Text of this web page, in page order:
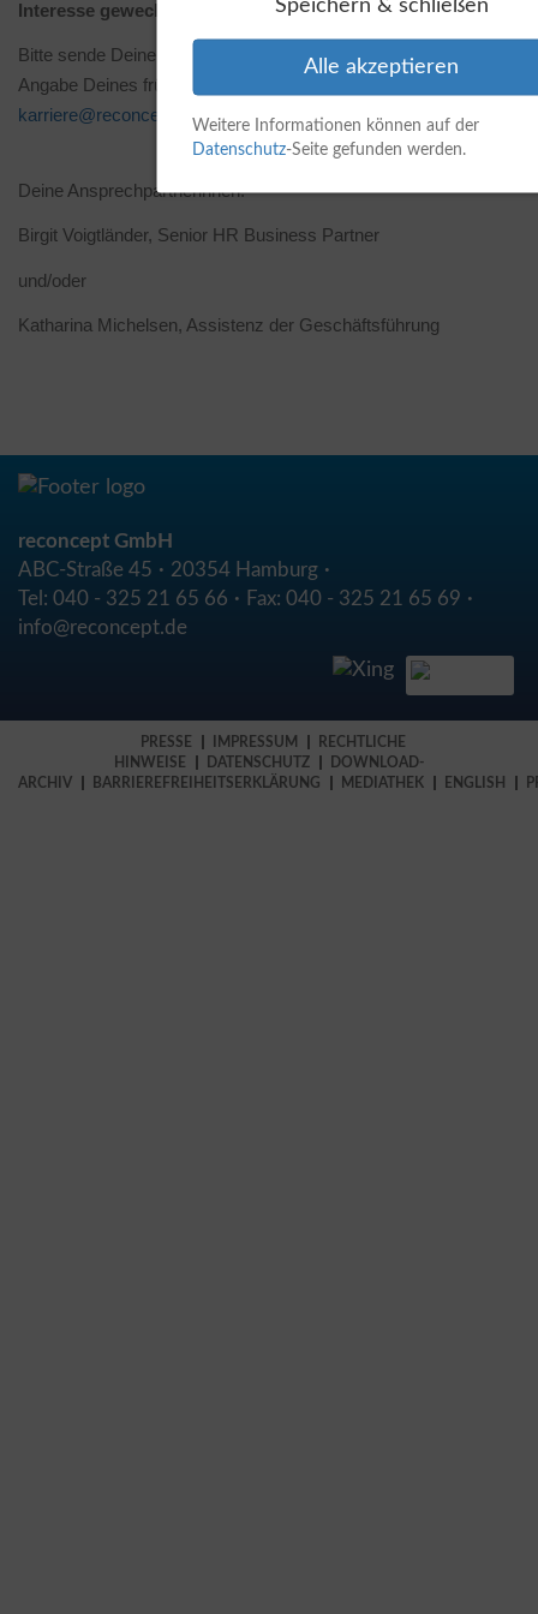
Interesse geweckt?
Bitte sende Deine vollständigen Bewerbungsunterlagen unter
Angabe Deines frühestmöglichen Eintrittstermins per E-Mail an:
karriere@reconcept.de
Deine Ansprechpartnerinnen:
Birgit Voigtländer, Senior HR Business Partner
und/oder
Katharina Michelsen, Assistenz der Geschäftsführung
reconcept GmbH
ABC-Straße 45
20354 Hamburg
Tel: 040 - 325 21 65 66 Fax: 040 - 325 21 65 69
info@reconcept.de
PRESSE IMPRESSUM
RECHTLICHE
HINWEISE
DATENSCHUTZ
DOWNLOAD-
ARCHIV
BARRIEREFREIHEITSERKLÄRUNG MEDIATHEK ENGLISH
Speichern & schließen
Alle akzeptieren
Weitere Informationen können auf der
Datenschutz-Seite gefunden werden.